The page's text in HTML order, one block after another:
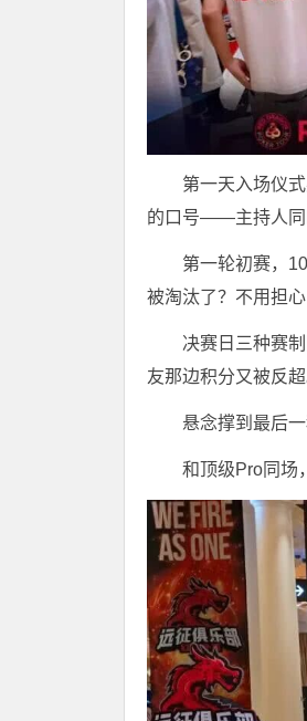
第一天入场仪
的口号——主持人同
第一轮初赛，
被淘汰了？不用担心
决赛日三种赛
友那边积分又被反
悬念撑到最后
和顶级Pro同场